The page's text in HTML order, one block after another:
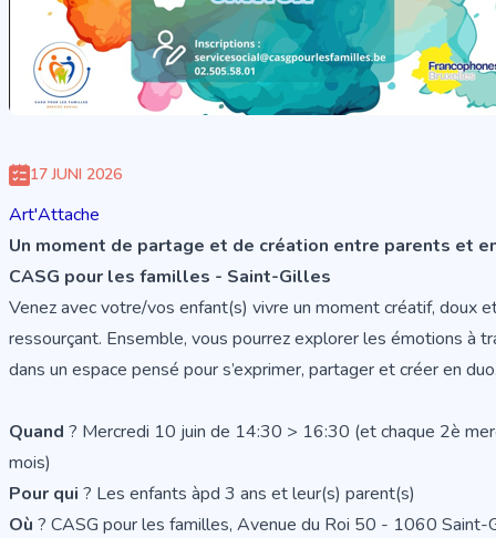
17 JUNI 2026
Art'Attache
Un moment de partage et de création entre parents et
CASG pour les familles - Saint-Gilles
Venez avec votre/vos enfant(s) vivre un moment créatif, doux
ressourçant. Ensemble, vous pourrez explorer les émotions à
dans un espace pensé pour s’exprimer, partager et créer en
Quand ? Mercredi 10 juin de 14:30 > 16:30 (et chaque 2è
mois)
Pour qui ? Les enfants àpd 3 ans et leur(s) parent(s)
Où ? CASG pour les familles, Avenue du Roi 50 - 1060 Saint-